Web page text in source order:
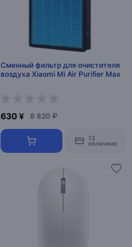
Сменный фильтр для очистителя
воздуха Xiaomi Mi Air Purifier Max
630 ¥ 8 820 ₽
13
оплачено